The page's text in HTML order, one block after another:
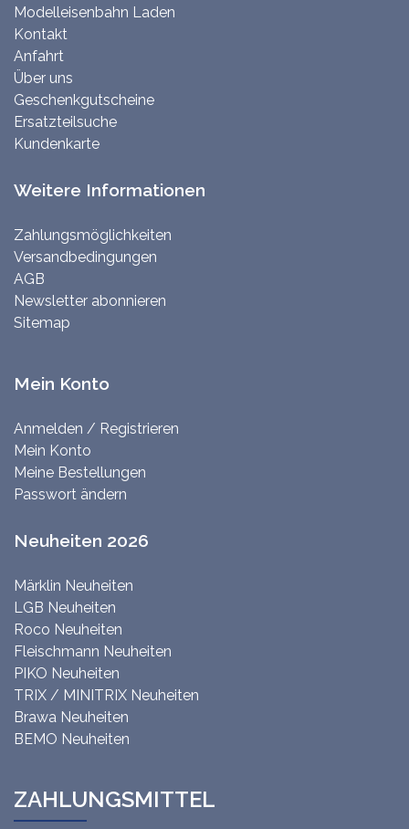
Modelleisenbahn Laden
Kontakt
Anfahrt
Über uns
Geschenkgutscheine
Ersatzteilsuche
Kundenkarte
Weitere Informationen
Zahlungsmöglichkeiten
Versandbedingungen
AGB
Newsletter abonnieren
Sitemap
Mein Konto
Anmelden / Registrieren
Mein Konto
Meine Bestellungen
Passwort ändern
Neuheiten 2026
Märklin Neuheiten
LGB Neuheiten
Roco Neuheiten
Fleischmann Neuheiten
PIKO Neuheiten
TRIX / MINITRIX Neuheiten
Brawa Neuheiten
BEMO Neuheiten
ZAHLUNGSMITTEL